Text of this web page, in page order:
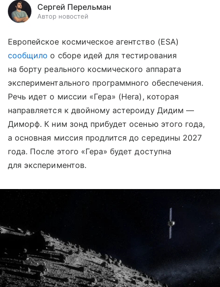
Сергей Перельман
Автор новостей
Европейское космическое агентство (ESA)
сообщило о сборе идей для тестирования
на борту реального космического аппарата
экспериментального программного обеспечения.
Речь идет о миссии «Гера» (Hera), которая
направляется к двойному астероиду Дидим —
Диморф. К ним зонд прибудет осенью этого года,
а основная миссия продлится до середины 2027
года. После этого «Гера» будет доступна
для экспериментов.